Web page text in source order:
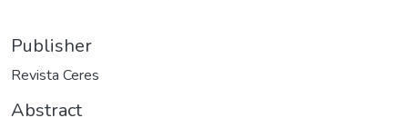
Publisher
Revista Ceres
Abstract